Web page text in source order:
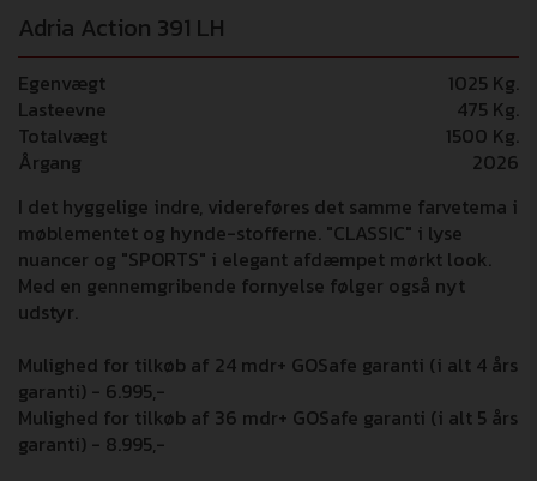
Adria Action 391 LH
Egenvægt
1025 Kg.
Lasteevne
475 Kg.
Totalvægt
1500 Kg.
Årgang
2026
I det hyggelige indre, videreføres det samme farvetema i
møblementet og hynde-stofferne. "CLASSIC" i lyse
nuancer og "SPORTS" i elegant afdæmpet mørkt look.
Med en gennemgribende fornyelse følger også nyt
udstyr.
Mulighed for tilkøb af 24 mdr+ GOSafe garanti (i alt 4 års
garanti) - 6.995,-
Mulighed for tilkøb af 36 mdr+ GOSafe garanti (i alt 5 års
garanti) - 8.995,-